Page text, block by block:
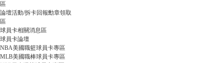
球
區
論壇活動/拆卡回報勳章領取
區
球員卡相關消息區
球員卡論壇
NBA美國職籃球員卡專區
MLB美國職棒球員卡專區